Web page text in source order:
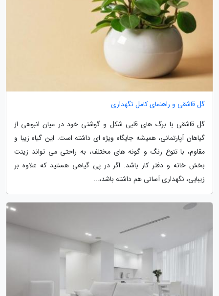
گل قاشقی و راهنمای کامل نگهداری
گل قاشقی با برگ های قلبی شکل و گوشتی خود در میان انبوهی از
گیاهان آپارتمانی، همیشه جایگاه ویژه ای داشته است. این گیاه زیبا و
مقاوم، با تنوع رنگ و گونه های مختلف، به راحتی می تواند زینت
بخش خانه و دفتر کار باشد. اگر در پی گیاهی هستید که علاوه بر
زیبایی، نگهداری آسانی هم داشته باشد،...